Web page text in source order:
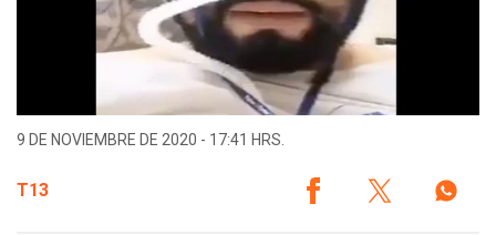
9 DE NOVIEMBRE DE 2020 - 17:41 HRS.
T13